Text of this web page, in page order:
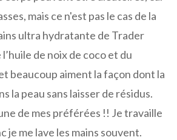
mais ce n'est pas le cas de la
ultra hydratante de Trader
de noix de coco et du
beaucoup aiment la façon dont la
la peau sans laisser de résidus.
de mes préférées !! Je travaille
je me lave les mains souvent.